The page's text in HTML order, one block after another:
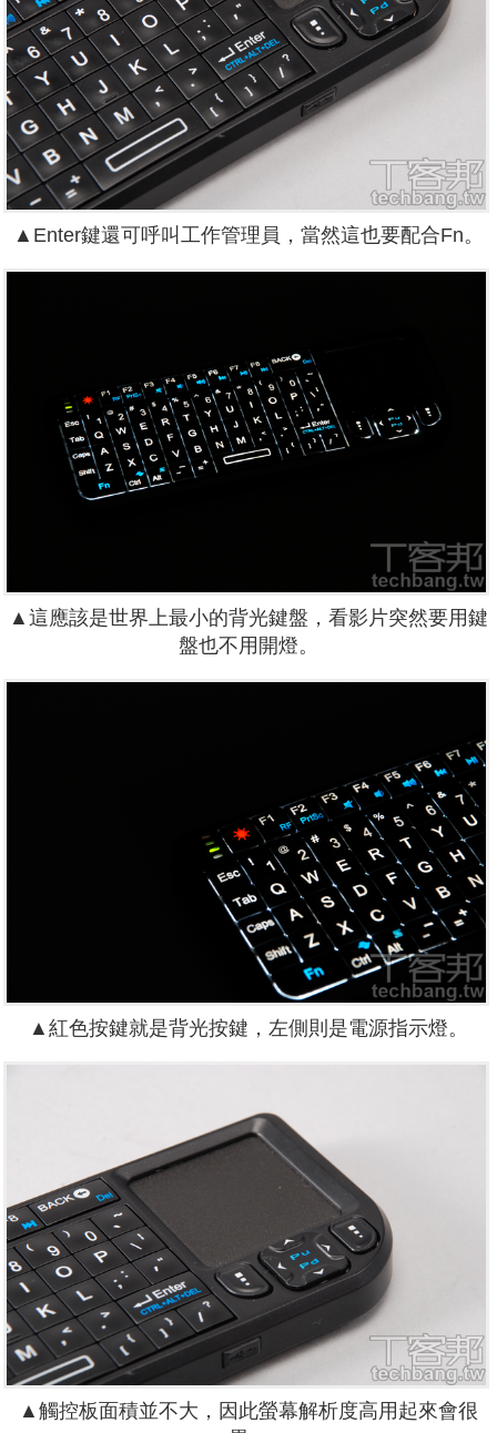
▲Enter鍵還可呼叫工作管理員，當然這也要配合Fn。
▲這應該是世界上最小的背光鍵盤，看影片突然要用鍵
盤也不用開燈。
▲紅色按鍵就是背光按鍵，左側則是電源指示燈。
▲觸控板面積並不大，因此螢幕解析度高用起來會很